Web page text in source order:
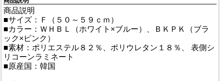
商品説明
■サイズ：Ｆ（５０～５９ｃｍ）
■カラー：ＷＨＢＬ（ホワイト×ブルー）、ＢＫＰＫ（ブラ
ック×ピンク）
■素材：ポリエステル８２％、ポリウレタン１８％、 表側シ
リコーンラミネート
■原産国：韓国